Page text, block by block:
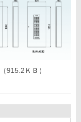
（915.2ＫＢ）